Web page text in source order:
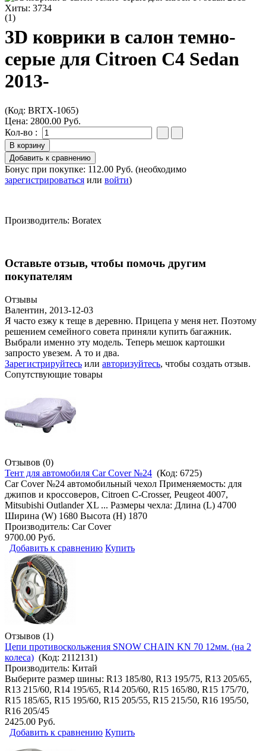
Хиты: 3734
(1)
3D коврики в салон темно-
серые для Citroen C4 Sedan
2013-
(Код: BRTX-1065)
Цена: 2800.00 Руб.
Кол-во :
Бонус при покупке: 112.00 Руб. (необходимо
зарегистрироваться или войти)
Производитель: Boratex
Оставьте отзыв, чтобы помочь другим
покупателям
Отзывы
Валентин, 2013-12-03
Я часто езжу к теще в деревню. Прицепа у меня нет. Поэтому
решением семейного совета приняли купить багажник.
Выбрали именно эту модель. Теперь мешок картошки
запросто увезем. А то и два.
Зарегистрируйтесь или авторизуйтесь, чтобы создать отзыв.
Сопутствующие товары
Отзывов (0)
Тент для автомобиля Car Cover №24 (Код: 6725)
Car Cover №24 автомобильный чехол Применяемость: для
джипов и кроссоверов, Citroen C-Crosser, Peugeot 4007,
Mitsubishi Outlander XL ... Размеры чехла: Длина (L) 4700
Ширина (W) 1680 Высота (H) 1870
Производитель: Car Cover
9700.00 Руб.
Добавить к сравнению Купить
Отзывов (1)
Цепи противоскольжения SNOW CHAIN KN 70 12мм. (на 2
колеса) (Код: 2112131)
Производитель: Китай
Выберите размер шины: R13 185/80, R13 195/75, R13 205/65,
R13 215/60, R14 195/65, R14 205/60, R15 165/80, R15 175/70,
R15 185/65, R15 195/60, R15 205/55, R15 215/50, R16 195/50,
R16 205/45
2425.00 Руб.
Добавить к сравнению Купить